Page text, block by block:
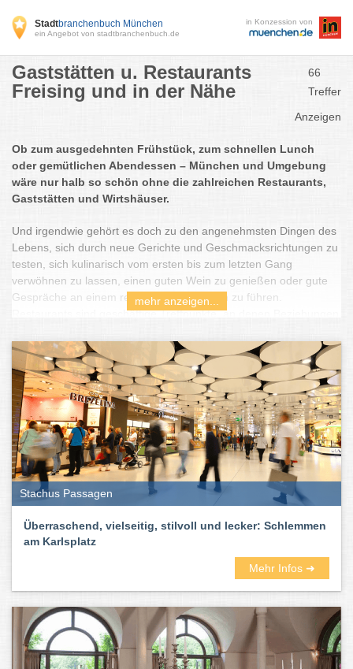
Stadtbranchenbuch München
ein Angebot von stadtbranchenbuch.de
in Konzession von
Gaststätten u. Restaurants
Freising und in der Nähe
66
Treffer
Anzeigen
Ob zum ausgedehnten Frühstück, zum schnellen Lunch
oder gemütlichen Abendessen – München und Umgebung
wäre nur halb so schön ohne die zahlreichen Restaurants,
Gaststätten und Wirtshäuser.
Und irgendwie gehört es doch zu den angenehmsten Dingen des
Lebens, sich durch neue Gerichte und Geschmacksrichtungen zu
testen, sich kulinarisch vom ersten bis zum letzten Gang
verwöhnen zu lassen, einen guten Wein zu genießen oder gute
Gespräche an einem reich gedeckten Tisch zu führen.
Restaurants sind geschäftige Treffpunkte, an denen Beziehungen
Genuss näher, sind Veranstaltungsorte für die schönsten und
traurigsten Feste und der soziale Kleber der Gesellschaft. Kurz:
sie schmecken nach Leben.
Restaurants – außergewöhnliche und ausgefallene, vegane und
vegetarische, gehobene und schicke, exotische und gemütliche.
Wie immer inklusive Bewertungen und Erfahrungsberichten.
mehr anzeigen...
Stachus Passagen
Überraschend, vielseitig, stilvoll und lecker: Schlemmen
am Karlsplatz
Mehr Infos ➜